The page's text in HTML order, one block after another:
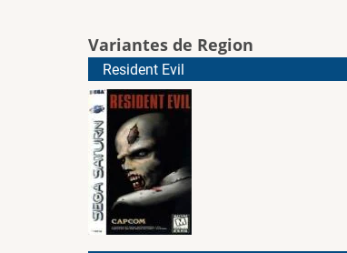
Variantes de Region
Resident Evil